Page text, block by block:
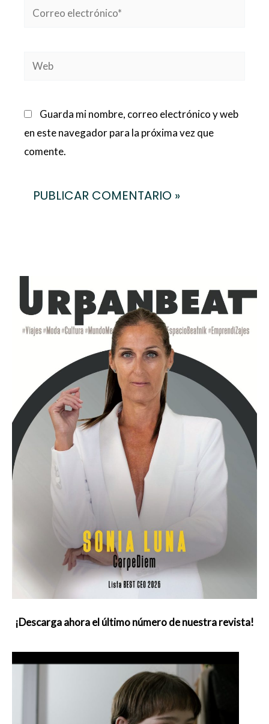
Correo
Web
Guarda mi nombre, correo electrónico y web
en este navegador para la próxima vez que
comente.
¡Descarga ahora el último número de nuestra revista!